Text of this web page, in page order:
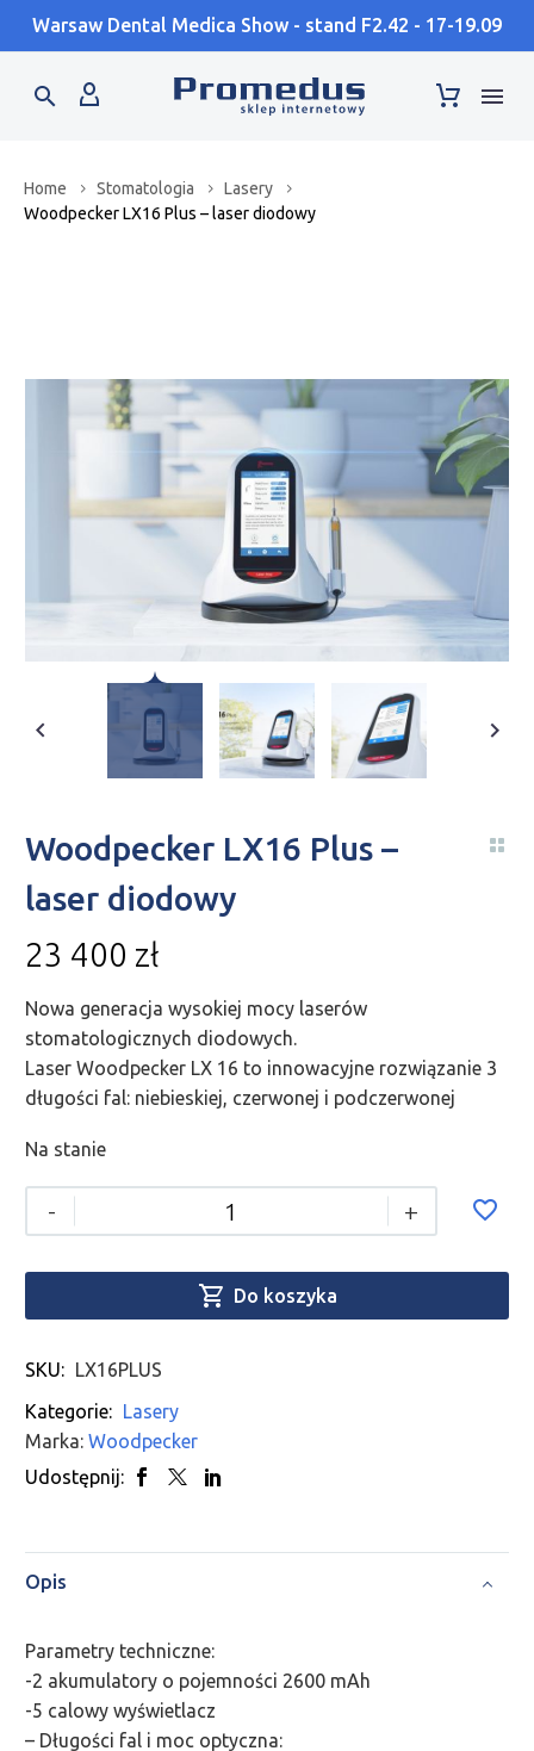
Warsaw Dental Medica Show - stand F2.42 - 17-19.09
Home Stomatologia
Lasery
Woodpecker LX16 Plus – laser diodowy
Woodpecker LX16 Plus –
laser diodowy
23 400 zł
Nowa generacja wysokiej mocy laserów
stomatologicznych diodowych.
Laser Woodpecker LX 16 to innowacyjne rozwiązanie 3
długości fal: niebieskiej, czerwonej i podczerwonej
Na stanie
- +
 Do koszyka
SKU: LX16PLUS
Kategorie: Lasery
Marka: Woodpecker
Udostępnij:
Opis
Parametry techniczne:
-2 akumulatory o pojemności 2600 mAh
-5 calowy wyświetlacz
– Długości fal i moc optyczna: